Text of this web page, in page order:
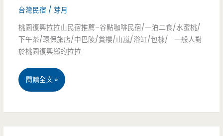
末
送
住
券
度
童
年/
親
子/
–
彼
堡
台灣民宿 /芽月
桃園復興拉拉山民宿推薦–谷點咖啡民宿/一泊二食/水蜜桃/
下午茶/環保旅店/中巴陵/賞櫻/山嵐/浴缸/包棟/ 一般人對
於桃園復興鄉的拉拉
桃
閱讀全文 »